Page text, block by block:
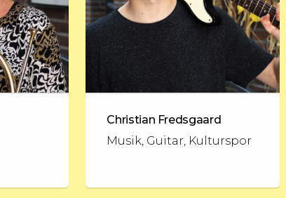
Christian Fredsgaard
Musik, Guitar, Kulturspor